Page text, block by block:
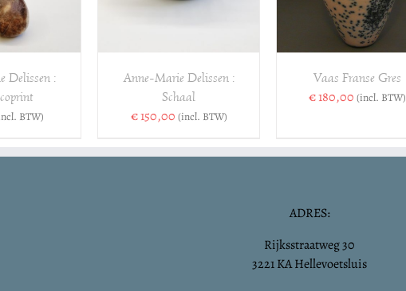
Delissen :
BTW)
Anne-Marie Delissen :
Schaal
€150,00 (incl. BTW)
Vaas Franse Gres
€180,00 (incl. BTW)
ADRES:
Rijksstraatweg 30
3221 KA Hellevoetsluis